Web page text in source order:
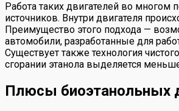
Работа таких двигателей во многом
источников. Внутри двигателя
Преимущество этого подхода —
автомобили, разработанные для
Существует также технология
сгорании этанола выделяется
Плюсы биоэтанольных